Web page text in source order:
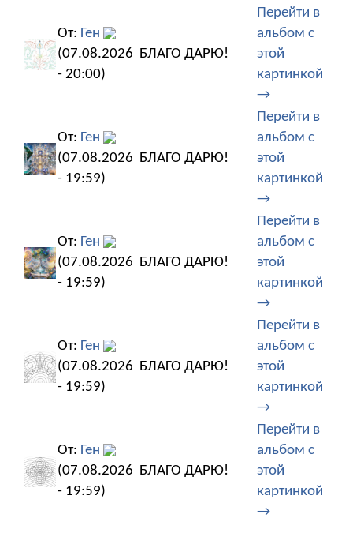
От: Ген
(07.08.2026
- 20:00)
БЛАГО ДАРЮ!
Перейти в
альбом с
этой
картинкой
→
От: Ген
(07.08.2026
- 19:59)
БЛАГО ДАРЮ!
Перейти в
альбом с
этой
картинкой
→
От: Ген
(07.08.2026
- 19:59)
БЛАГО ДАРЮ!
Перейти в
альбом с
этой
картинкой
→
От: Ген
(07.08.2026
- 19:59)
БЛАГО ДАРЮ!
Перейти в
альбом с
этой
картинкой
→
От: Ген
(07.08.2026
- 19:59)
БЛАГО ДАРЮ!
Перейти в
альбом с
этой
картинкой
→